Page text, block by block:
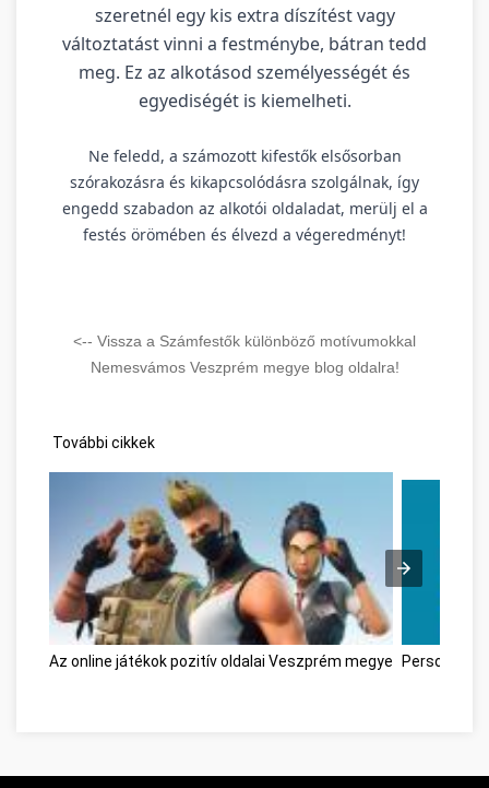
szeretnél egy kis extra díszítést vagy
változtatást vinni a festménybe, bátran tedd
meg. Ez az alkotásod személyességét és
egyediségét is kiemelheti.
Ne feledd, a számozott kifestők elsősorban
szórakozásra és kikapcsolódásra szolgálnak, így
engedd szabadon az alkotói oldaladat, merülj el a
festés örömében és élvezd a végeredményt!
<-- Vissza a Számfestők különböző motívumokkal
Nemesvámos Veszprém megye blog oldalra!
További cikkek
Az online játékok pozitív oldalai Veszprém megye Personal